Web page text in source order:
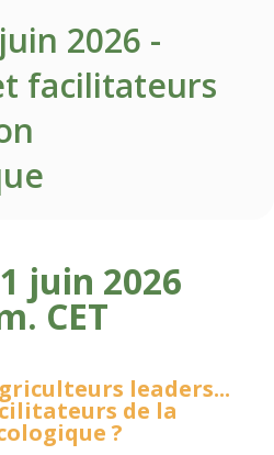
2026 -
facilitateurs
juin 2026
CET
leaders...
de la
?